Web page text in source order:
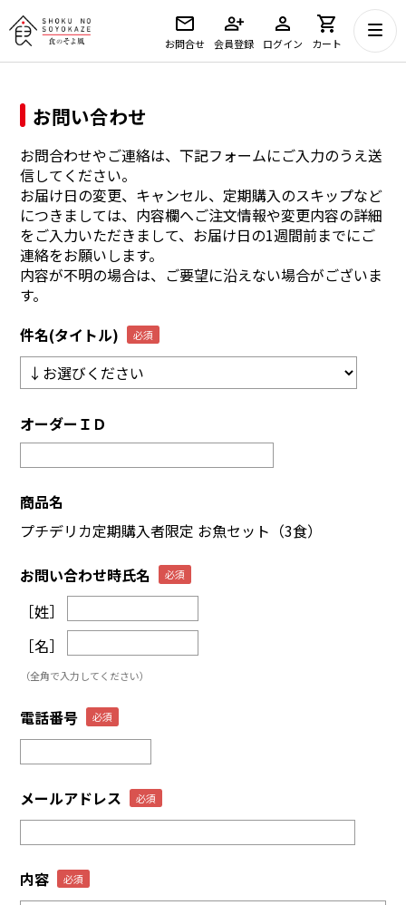
お問合せ 会員登録 ログイン カート
お問い合わせ
お問合わせやご連絡は、下記フォームにご入力のうえ送
信してください。
お届け日の変更、キャンセル、定期購入のスキップなど
につきましては、内容欄へご注文情報や変更内容の詳細
をご入力いただきまして、お届け日の1週間前までにご
連絡をお願いします。
内容が不明の場合は、ご要望に沿えない場合がございま
す。
件名(タイトル)
オーダーＩＤ
商品名
プチデリカ定期購入者限定 お魚セット（3食）
お問い合わせ時氏名
［姓］
［名］
（全角で入力してください）
電話番号
メールアドレス
内容